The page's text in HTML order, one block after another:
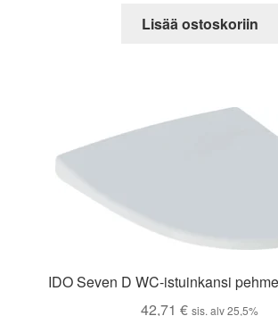
Lisää ostoskoriin
IDO Seven D WC-istuinkansi
42,71 € sis. alv 25,5%